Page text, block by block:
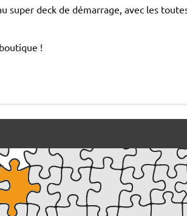
super deck de démarrage, avec les
!